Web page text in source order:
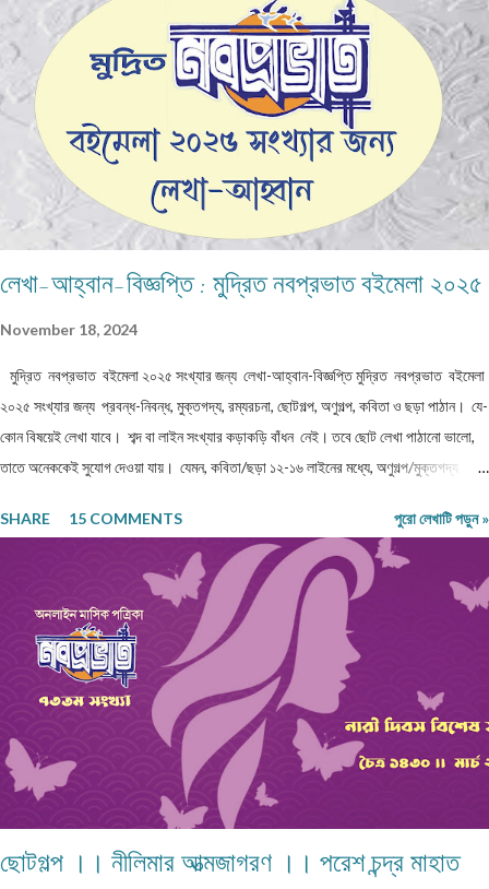
যাবে। সকলকে ধন্যবাদ। শুভেচ্ছা।
লেখা-আহ্বান-বিজ্ঞপ্তি : মুদ্রিত নবপ্রভাত বইমেলা ২০২৫
November 18, 2024
মুদ্রিত নবপ্রভাত বইমেলা ২০২৫ সংখ্যার জন্য লেখা-আহ্বান-বিজ্ঞপ্তি মুদ্রিত নবপ্রভাত বইমেলা
২০২৫ সংখ্যার জন্য প্রবন্ধ-নিবন্ধ, মুক্তগদ্য, রম্যরচনা, ছোটগল্প, অণুগল্প, কবিতা ও ছড়া পাঠান। যে-
কোন বিষয়েই লেখা যাবে। শব্দ বা লাইন সংখ্যার কড়াকড়ি বাঁধন নেই। তবে ছোট লেখা পাঠানো ভালো,
তাতে অনেককেই সুযোগ দেওয়া যায়। যেমন, কবিতা/ছড়া ১২-১৬ লাইনের মধ্যে, অণুগল্প/মুক্তগদ্য
বাঁধন 'অবশ্যমান্য' নয়। সম্পূর্ণ অপ্রকাশিত লেখা পাঠাতে হবে। মনোনয়নের সুবিধার্থে একাধিক লেখা
পাঠানো ভালো। তবে একই মেলেই দেবেন। একজন ব্যক্তি একান্ত প্রয়োজন ছাড়া একাধিক মেল করবেন
না। লেখা মেলবডিতে টাইপ বা পেস্ট করে পাঠাবেন। word ফাইলে পাঠানো যেতে পারে। লেখার সঙ্গে
দেবেন নিজের নাম, ঠিকানা এবং ফোন ও whatsapp নম্বর। (ছবি দেওয়ার দরকার নেই।) ১) মেলের
সাবজেক্ট লাইনে লিখবেন 'মুদ্রিত নবপ্রভাত বইমেলা সংখ্যা ২০২৬-এর জন্য'। ২) বানানের দিকে বিশেষ
নজর দেবেন। ৩) য...
SHARE 15 COMMENTS পুরো লেখাটি পড়ুন »
ছোটগল্প ।। নীলিমার আত্মজাগরণ ।। পরেশ চন্দ্র মাহাত